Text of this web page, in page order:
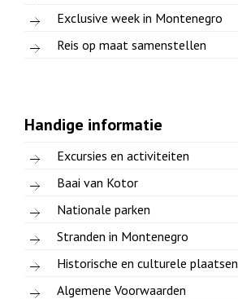
Exclusive week in Montenegro
Reis op maat samenstellen
Handige informatie
Excursies en activiteiten
Baai van Kotor
Nationale parken
Stranden in Montenegro
Historische en culturele plaatsen
Algemene Voorwaarden